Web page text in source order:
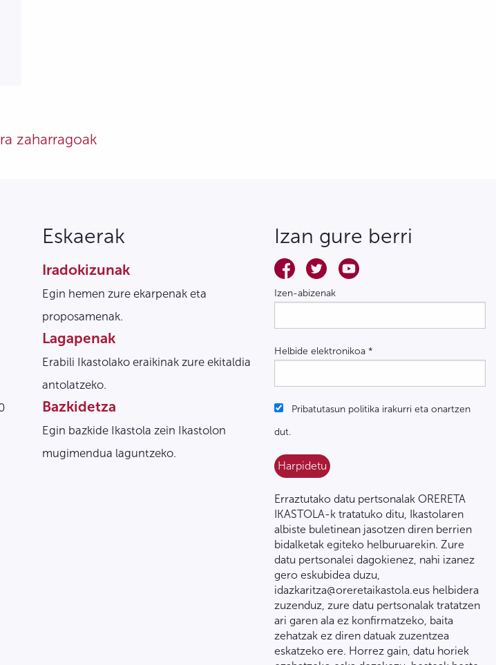
zaharragoak
Eskaerak
Iradokizunak
Egin hemen zure ekarpenak eta
proposamenak.
Lagapenak
Erabili Ikastolako eraikinak zure ekitaldia
antolatzeko.
Bazkidetza
Egin bazkide Ikastola zein Ikastolon
mugimendua laguntzeko.
Izan gure berri
Izen-abizenak
Helbide elektronikoa *
Pribatutasun politika irakurri eta onartzen
dut.
Erraztutako datu pertsonalak ORERETA
IKASTOLA-k tratatuko ditu, Ikastolaren
albiste buletinean jasotzen diren berrien
bidalketak egiteko helburuarekin. Zure
datu pertsonalei dagokienez, nahi izanez
gero eskubidea duzu,
idazkaritza@oreretaikastola.eus helbidera
zuzenduz, zure datu pertsonalak tratatzen
ari garen ala ez konfirmatzeko, baita
zehatzak ez diren datuak zuzentzea
eskatzeko ere. Horrez gain, datu horiek